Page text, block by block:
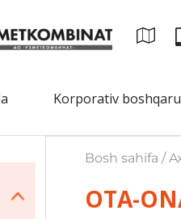
Korporativ
Bosh sahifa /
OTA-